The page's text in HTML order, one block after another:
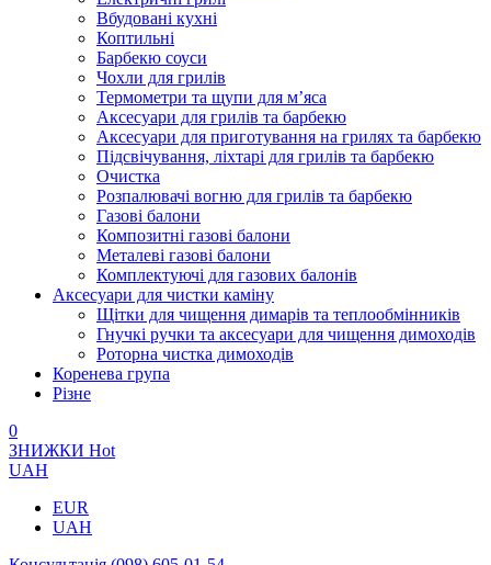
Вбудовані кухні
Коптильні
Барбекю соуси
Чохли для грилів
Термометри та щупи для м’яса
Аксесуари для грилів та барбекю
Аксесуари для приготування на грилях та барбекю
Підсвічування, ліхтарі для грилів та барбекю
Очистка
Розпалювачі вогню для грилів та барбекю
Газові балони
Композитні газові балони
Металеві газові балони
Комплектуючі для газових балонів
Аксесуари для чистки каміну
Щітки для чищення димарів та теплообмінників
Гнучкі ручки та аксесуари для чищення димоходів
Роторна чистка димоходів
Коренева група
Різне
0
ЗНИЖКИ Hot
UAH
EUR
UAH